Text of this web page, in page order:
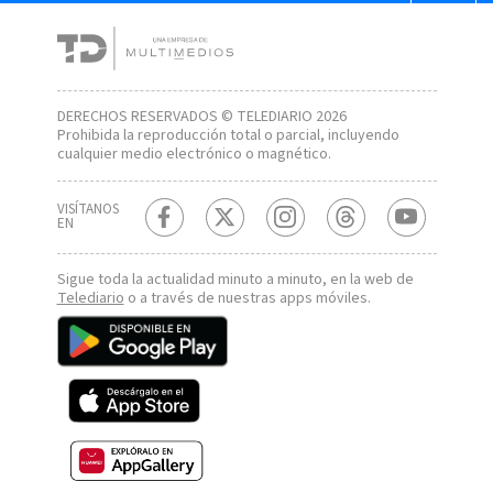
DERECHOS RESERVADOS © TELEDIARIO 2026
Prohibida la reproducción total o parcial, incluyendo
cualquier medio electrónico o magnético.
VISÍTANOS
EN
Sigue toda la actualidad minuto a minuto, en la web de
Telediario o a través de nuestras apps móviles.